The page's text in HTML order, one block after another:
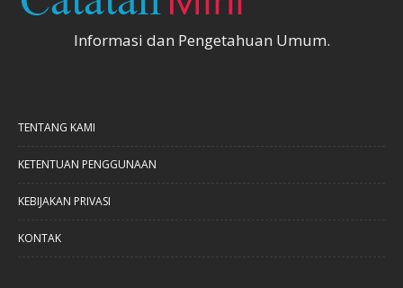
Informasi dan Pengetahuan Umum.
TENTANG KAMI
KETENTUAN PENGGUNAAN
KEBIJAKAN PRIVASI
KONTAK